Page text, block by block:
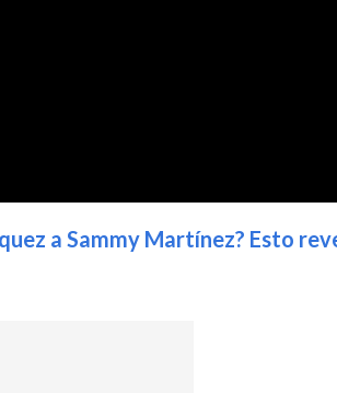
a Sammy Martínez? Esto